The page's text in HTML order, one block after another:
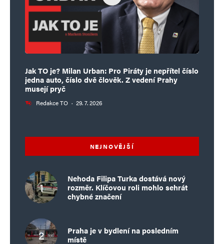
Jak TO je? Milan Urban: Pro Piráty je nepřítel číslo
jedna auto, číslo dvě člověk. Z vedení Prahy
musejí pryč
Redakce TO · 29. 7. 2026
NEJNOVĚJŠÍ
Nehoda Filipa Turka dostává nový
rozměr. Klíčovou roli mohlo sehrát
chybné značení
Praha je v bydlení na posledním
místě